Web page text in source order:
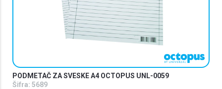
PODMETAČ ZA SVESKE A4 OCTOPUS UNL-0059
Šifra: 5689